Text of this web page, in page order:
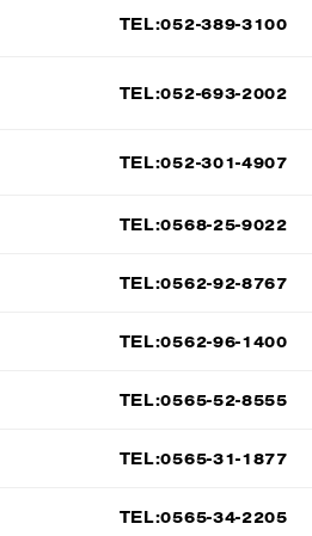
TEL:052-389-3100
TEL:052-693-2002
TEL:052-301-4907
TEL:0568-25-9022
TEL:0562-92-8767
TEL:0562-96-1400
TEL:0565-52-8555
TEL:0565-31-1877
TEL:0565-34-2205